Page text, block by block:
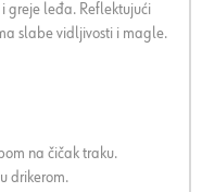
greje leđa. Reflektujući
slabe vidljivosti i magle.
na čičak traku.
drikerom.